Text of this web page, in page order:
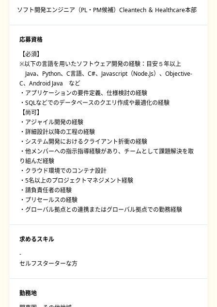
ソフト開発エンジニア（PL・PM候補）Cleantech ＆ Healthcare本部
応募資格
【必須】
※以下の言語を用いたソフトウェア開発の経験：目安５年以上
Java、Python、C言語、C#、Javascript（Node.Js）、Objective-
C、Android Java など
・アプリケーションの要件定義、仕様検討の経験
・SQLなどでのデータベースのクエリ作成や最適化の経験
【尚可】
・アジャイル開発の経験
・詳細設計以降の工程の経験
・システム開発におけるクライアント折衝の経験
・他メンバーへの指示指導経験があり、チームとして課題解決を取
り組んだ経験
・クラウド環境でのコンテナ設計
・5名以上のプロジェクトマネジメント経験
・請負責任者の経験
・プリセールスの経験
・グローバル拠点との連携またはグローバル拠点での勤務経験
求めるスキル
-
セルフスターターな方
勤務地